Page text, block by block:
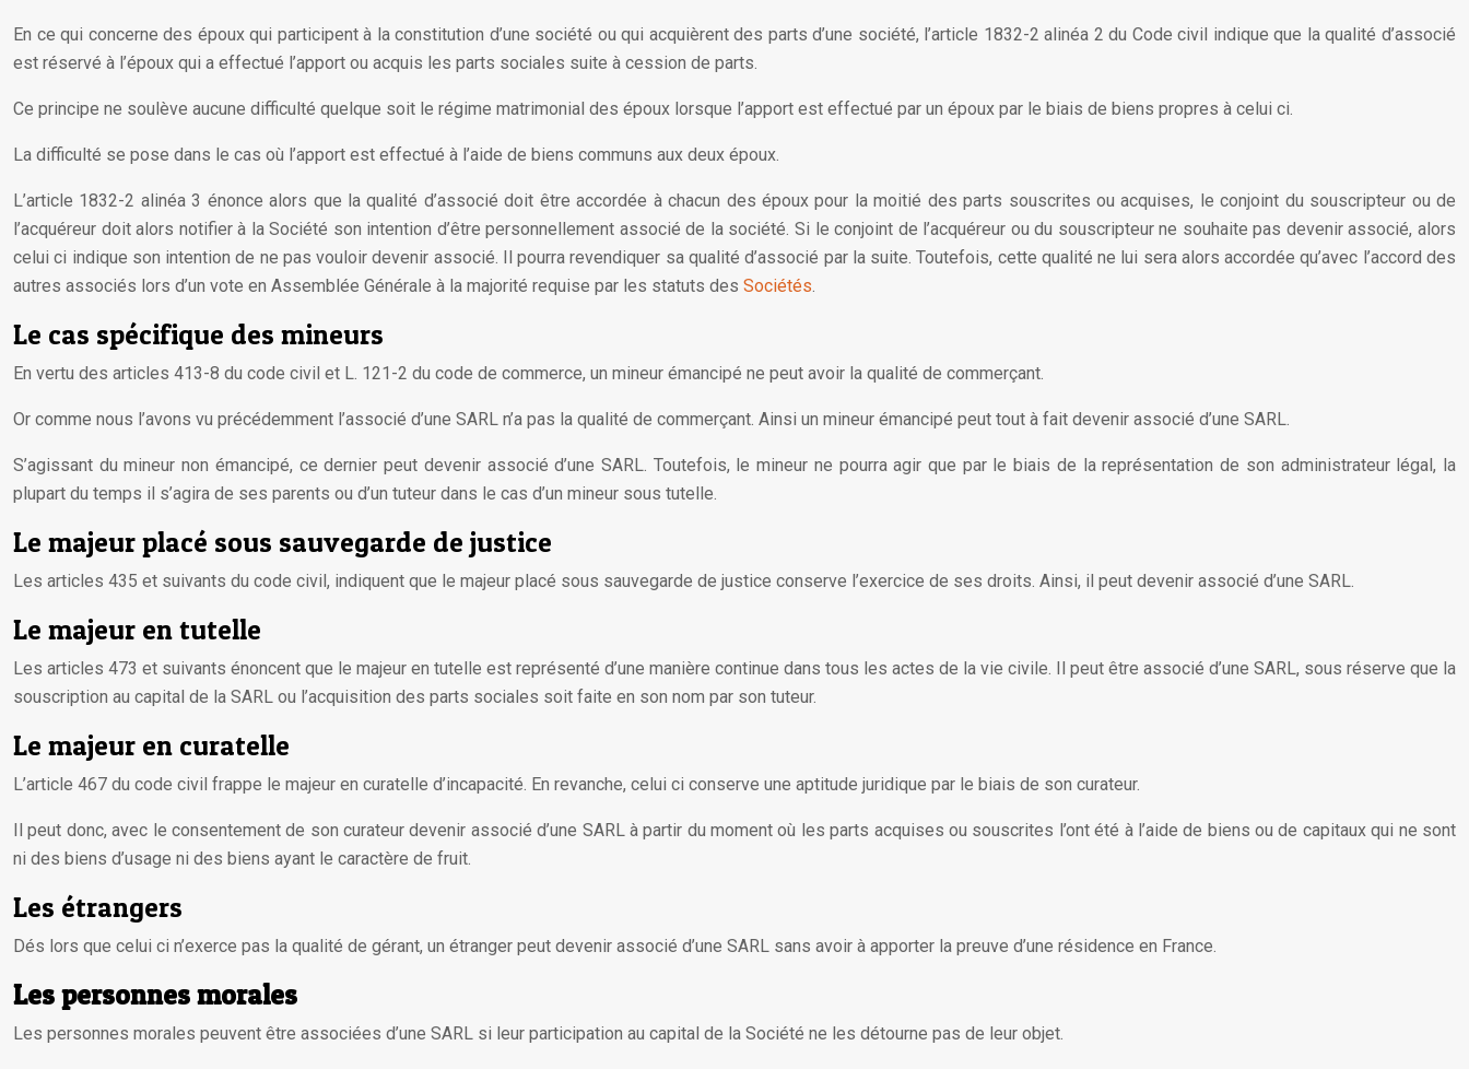
En ce qui concerne des époux qui participent à la constitution d’une société ou qui acquièrent des parts d’une société, l’article 1832-2 alinéa 2 du Code civil indique que la qualité d’associé
est réservé à l’époux qui a effectué l’apport ou acquis les parts sociales suite à cession de parts.
Ce principe ne soulève aucune difficulté quelque soit le régime matrimonial des époux lorsque l’apport est effectué par un époux par le biais de biens propres à celui ci.
La difficulté se pose dans le cas où l’apport est effectué à l’aide de biens communs aux deux époux.
L’article 1832-2 alinéa 3 énonce alors que la qualité d’associé doit être accordée à chacun des époux pour la moitié des parts souscrites ou acquises, le conjoint du souscripteur ou de
l’acquéreur doit alors notifier à la Société son intention d’être personnellement associé de la société. Si le conjoint de l’acquéreur ou du souscripteur ne souhaite pas devenir associé, alors
celui ci indique son intention de ne pas vouloir devenir associé. Il pourra revendiquer sa qualité d’associé par la suite. Toutefois, cette qualité ne lui sera alors accordée qu’avec l’accord des
autres associés lors d’un vote en Assemblée Générale à la majorité requise par les statuts des Sociétés.
Le cas spécifique des mineurs
En vertu des articles 413-8 du code civil et L. 121-2 du code de commerce, un mineur émancipé ne peut avoir la qualité de commerçant.
Or comme nous l’avons vu précédemment l’associé d’une SARL n’a pas la qualité de commerçant. Ainsi un mineur émancipé peut tout à fait devenir associé d’une SARL.
S’agissant du mineur non émancipé, ce dernier peut devenir associé d’une SARL. Toutefois, le mineur ne pourra agir que par le biais de la représentation de son administrateur légal, la
plupart du temps il s’agira de ses parents ou d’un tuteur dans le cas d’un mineur sous tutelle.
Le majeur placé sous sauvegarde de justice
Les articles 435 et suivants du code civil, indiquent que le majeur placé sous sauvegarde de justice conserve l’exercice de ses droits. Ainsi, il peut devenir associé d’une SARL.
Le majeur en tutelle
Les articles 473 et suivants énoncent que le majeur en tutelle est représenté d’une manière continue dans tous les actes de la vie civile. Il peut être associé d’une SARL, sous réserve que la
souscription au capital de la SARL ou l’acquisition des parts sociales soit faite en son nom par son tuteur.
Le majeur en curatelle
L’article 467 du code civil frappe le majeur en curatelle d’incapacité. En revanche, celui ci conserve une aptitude juridique par le biais de son curateur.
Il peut donc, avec le consentement de son curateur devenir associé d’une SARL à partir du moment où les parts acquises ou souscrites l’ont été à l’aide de biens ou de capitaux qui ne sont
ni des biens d’usage ni des biens ayant le caractère de fruit.
Les étrangers
Dés lors que celui ci n’exerce pas la qualité de gérant, un étranger peut devenir associé d’une SARL sans avoir à apporter la preuve d’une résidence en France.
Les personnes morales
Les personnes morales peuvent être associées d’une SARL si leur participation au capital de la Société ne les détourne pas de leur objet.